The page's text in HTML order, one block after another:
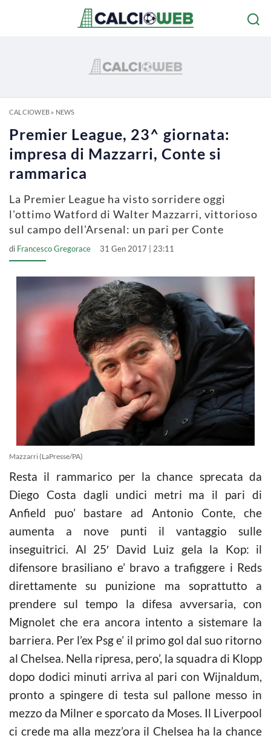
CALCIOWEB» NEWS
Premier League, 23^ giornata:
impresa di Mazzarri, Conte si
rammarica
La Premier League ha visto sorridere oggi
l'ottimo Watford di Walter Mazzarri, vittorioso
sul campo dell'Arsenal: un pari per Conte
di Francesco Gregorace 31 Gen 2017 | 23:11
Mazzarri (LaPresse/PA)
Resta il rammarico per la chance sprecata da
Diego Costa dagli undici metri ma il pari di
Anfield puo’ bastare ad Antonio Conte, che
aumenta a nove punti il vantaggio sulle
inseguitrici. Al 25′ David Luiz gela la Kop: il
difensore brasiliano e’ bravo a trafiggere i Reds
direttamente su punizione ma soprattutto a
prendere sul tempo la difesa avversaria, con
Mignolet che era ancora intento a sistemare la
barriera. Per l’ex Psg e’ il primo gol dal suo ritorno
al Chelsea. Nella ripresa, pero’, la squadra di Klopp
dopo dodici minuti arriva al pari con Wijnaldum,
pronto a spingere di testa sul pallone messo in
mezzo da Milner e sporcato da Moses. Il Liverpool
ci crede ma alla mezz’ora il Chelsea ha la chance